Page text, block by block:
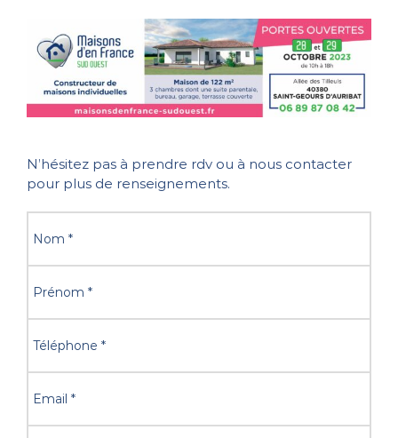
N’hésitez pas à prendre rdv ou à nous contacter
pour plus de renseignements.